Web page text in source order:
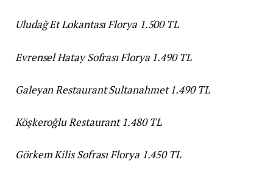
Uludağ Et Lokantası Florya 1.500 TL
Evrensel Hatay Sofrası Florya 1.490 TL
Galeyan Restaurant Sultanahmet 1.490 TL
Köşkeroğlu Restaurant 1.480 TL
Görkem Kilis Sofrası Florya 1.450 TL